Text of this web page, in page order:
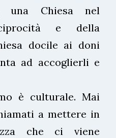
una Chiesa nel
e della
docile ai doni
ad accoglierli e
è culturale. Mai
a mettere in
che ci viene